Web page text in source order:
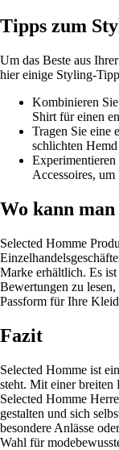
Tipps zum
Um das Beste aus
hier einige Styling-
Kombinieren
Shirt für einen
Tragen Sie eine
schlichten
Accessoires,
Wo kann
Selected Homme
Marke erhältlich. Es
Bewertungen zu
Passform für Ihre
Fazit
Selected Homme ist
steht. Mit einer breiten
Selected Homme
gestalten und sich
besondere Anlässe
Wahl für